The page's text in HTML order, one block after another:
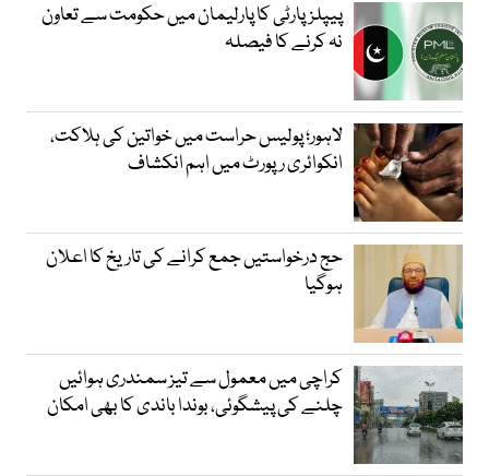
پیپلزپارٹی کا پارلیمان میں حکومت سے تعاون
نہ کرنے کا فیصلہ
لاہور؛ پولیس حراست میں خواتین کی ہلاکت،
انکوائری رپورٹ میں اہم انکشاف
حج درخواستیں جمع کرانے کی تاریخ کا اعلان
ہوگیا
کراچی میں معمول سے تیز سمندری ہوائیں
چلنے کی پیشگوئی، بوندا باندی کا بھی امکان